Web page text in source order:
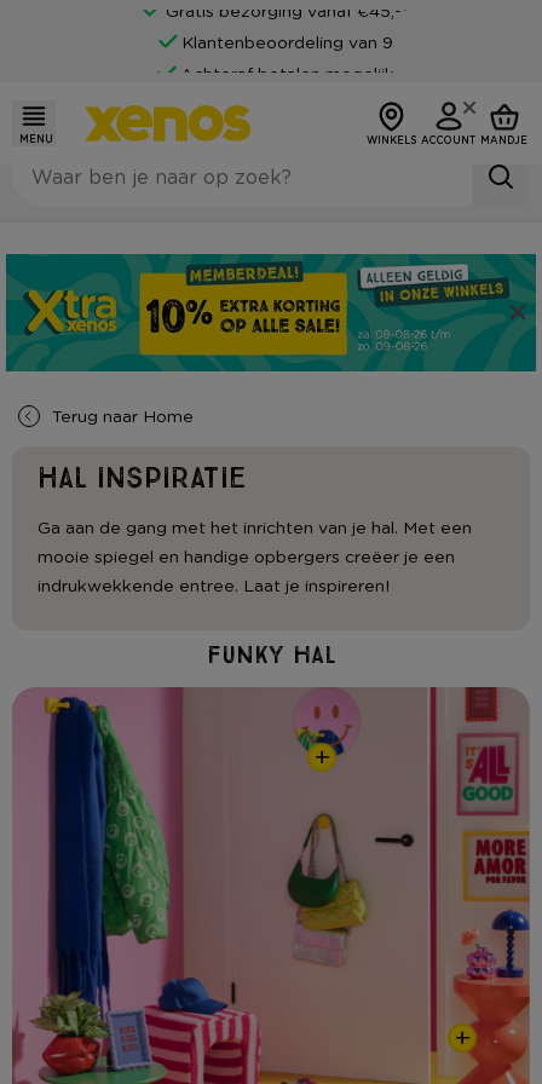
Gratis bezorging vanaf €45,-*
Klantenbeoordeling van 9
Achteraf betalen mogelijk
MENU WINKELS ACCOUNT MANDJE
Terug naar Home
Hal inspiratie
Ga aan de gang met het inrichten van je hal. Met een
mooie spiegel en handige opbergers creëer je een
indrukwekkende entree. Laat je inspireren!
Funky hal
+
+